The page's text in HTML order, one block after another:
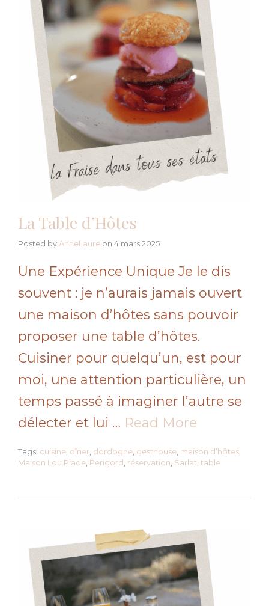
La Table d’Hôtes
Posted by AnneLaure on 4 mars 2025
Une Expérience Unique Je le dis
souvent : je n’aurais jamais ouvert
une maison d’hôtes sans pouvoir
proposer une table d’hôtes.
Cuisiner pour quelqu’un, est pour
moi, une attention particulière, un
temps passé à imaginer l’autre se
délecter et lui … Read More
Tags: cuisine dîner dordogne gesthouse maison d’hôtes
Maison Lou Piade Perigord réservation Sarlat table